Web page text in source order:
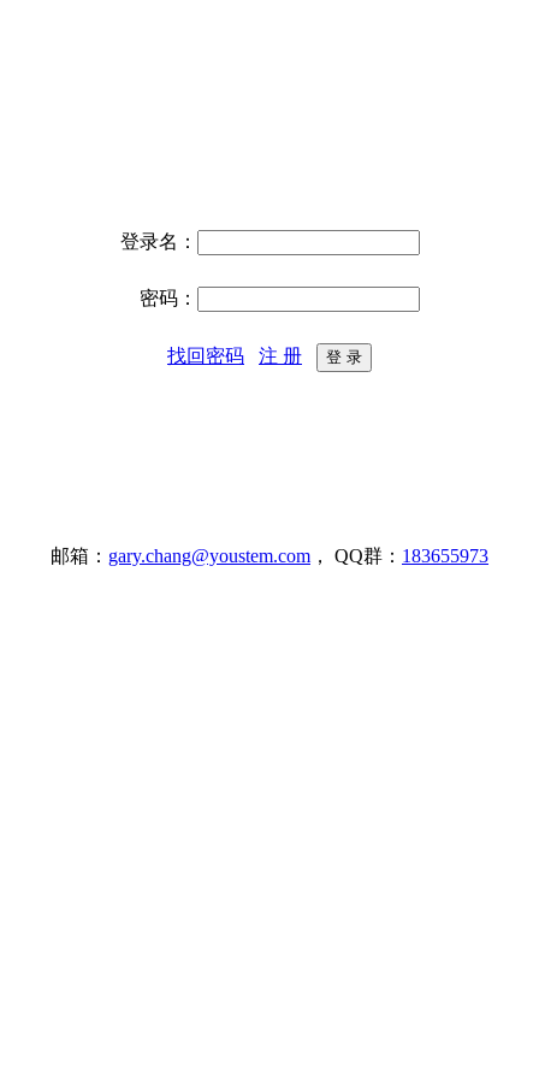
登录名：
密码：
找回密码 注 册
邮箱： gary.chang@youstem.com ， QQ群： 183655973